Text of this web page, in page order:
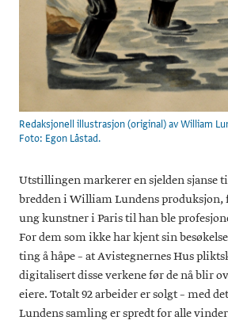
Redaksjonell illustrasjon (original) av William
Foto: Egon Låstad.
Utstillingen markerer en sjelden sjanse
bredden i William Lundens produksjon,
ung kunstner i Paris til han ble
For dem som ikke har kjent sin
ting å håpe – at Avistegnernes Hus
digitalisert disse verkene før de nå blir
eiere. Totalt 92 arbeider er solgt – med
Lundens samling er spredt for alle